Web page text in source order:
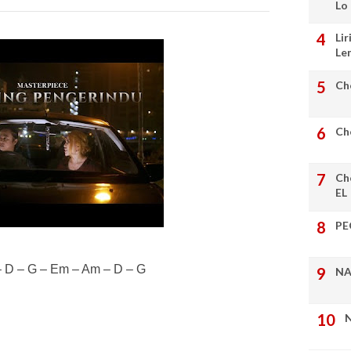
– G – Em – Am – D – G
Lo
EL